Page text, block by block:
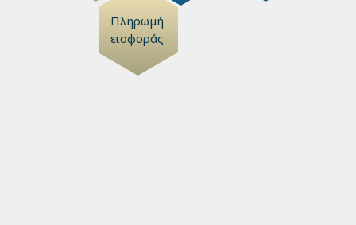
Πληρωμή
εισφοράς